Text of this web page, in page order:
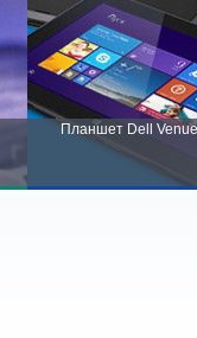
Планшет Dell